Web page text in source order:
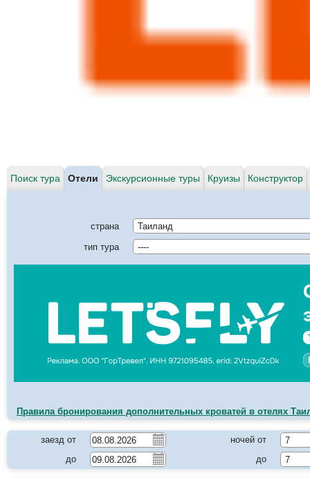
Поиск тура Отели Экскурсионные туры Круизы Конструктор
страна
Таиланд
тип тура
----
Правила бронирования дополнительных кроватей в отелях
заезд от ночей от
7
до
до 7